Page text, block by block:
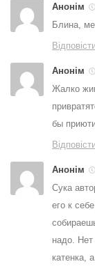
Анонім
Блина,
Анонім
Жалко
бы
Анонім
Сука
его к
надо. Нет
катенка,